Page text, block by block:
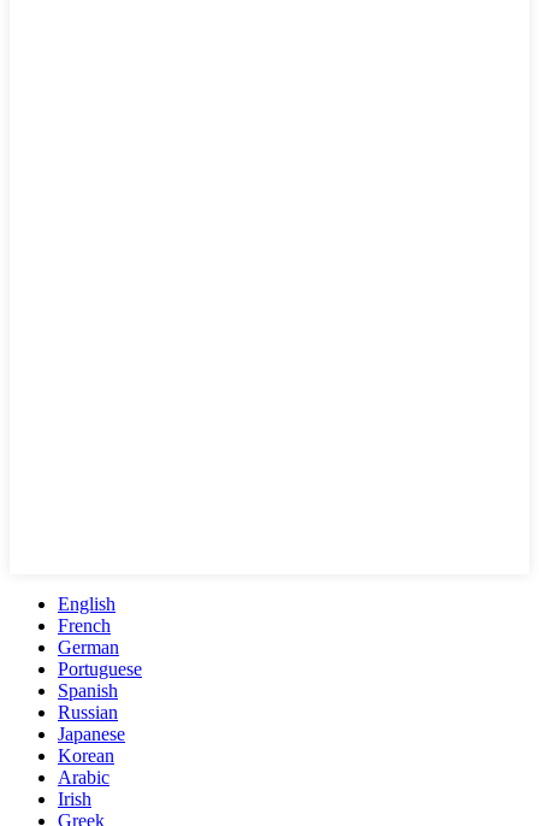
English
French
German
Portuguese
Spanish
Russian
Japanese
Korean
Arabic
Irish
Greek